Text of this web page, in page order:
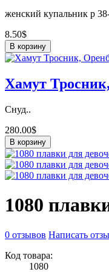
женский купальник р
8.50$
В корзину
Хамут
Снуд..
280.00$
В корзину
1080
0 отзывов Написать
Код товара:
1080